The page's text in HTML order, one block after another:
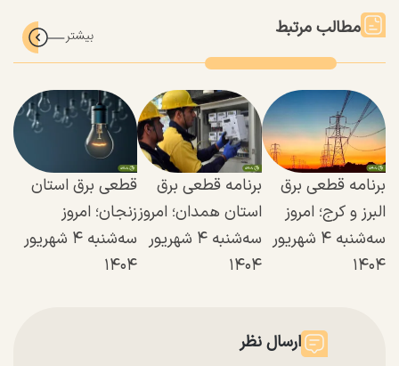
مطالب مرتبط
برنامه قطعی برق
البرز و کرج؛ امروز
سه‌شنبه ۴ شهریور
۱۴۰۴
برنامه قطعی برق
استان همدان؛ امروز
سه‌شنبه ۴ شهریور
۱۴۰۴
قطعی برق استان
زنجان؛ امروز
سه‌شنبه ۴ شهریور
۱۴۰۴
ارسال نظر